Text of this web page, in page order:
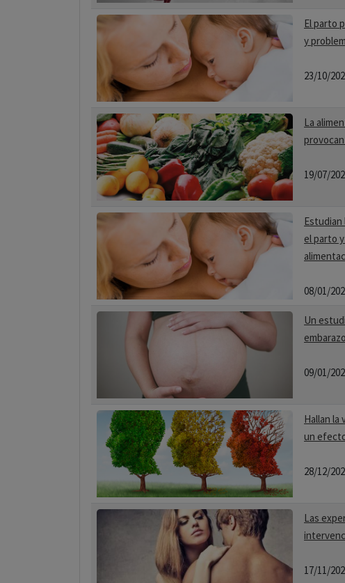
El parto
y
23/10/
La
19/07/
el parto
08/01/
Un
09/01/
Hallan la
un
28/12/
Las
17/11/